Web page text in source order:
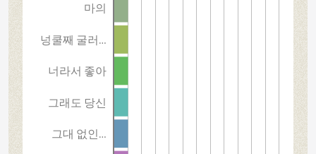
마의
넝쿨째 굴러…
너라서 좋아
그래도 당신
그대 없인…